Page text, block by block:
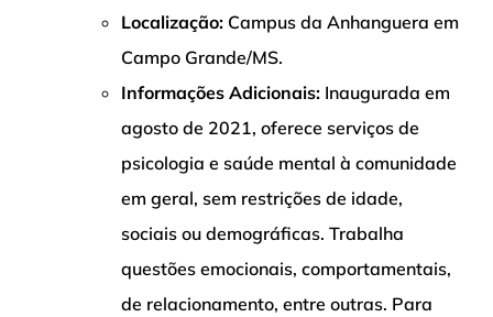
Localização: Campus da Anhanguera em
Campo Grande/MS.
Informações Adicionais: Inaugurada em
agosto de 2021, oferece serviços de
psicologia e saúde mental à comunidade
em geral, sem restrições de idade,
sociais ou demográficas. Trabalha
questões emocionais, comportamentais,
de relacionamento, entre outras. Para